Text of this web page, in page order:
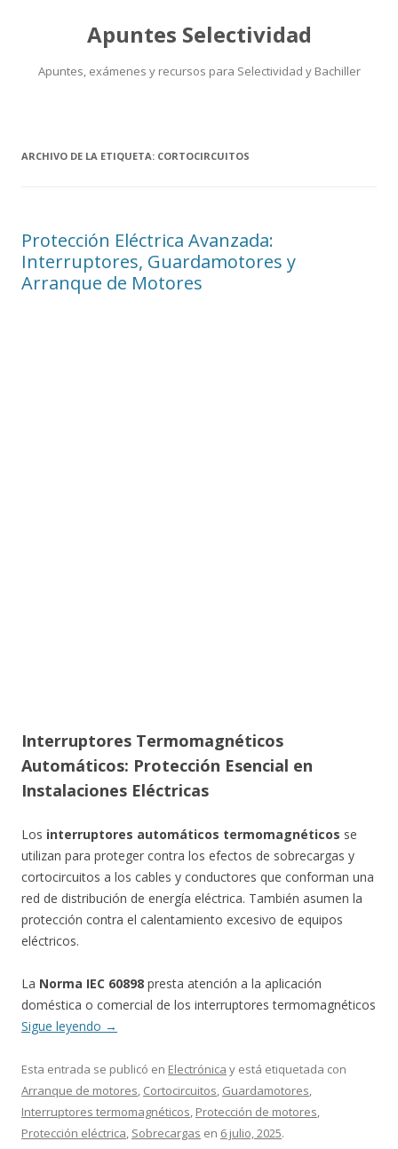
Apuntes Selectividad
Apuntes, exámenes y recursos para Selectividad y Bachiller
ARCHIVO DE LA ETIQUETA: CORTOCIRCUITOS
Protección Eléctrica Avanzada:
Interruptores, Guardamotores y
Arranque de Motores
Interruptores Termomagnéticos
Automáticos: Protección Esencial en
Instalaciones Eléctricas
Los interruptores automáticos termomagnéticos se
utilizan para proteger contra los efectos de sobrecargas y
cortocircuitos a los cables y conductores que conforman una
red de distribución de energía eléctrica. También asumen la
protección contra el calentamiento excesivo de equipos
eléctricos.
La Norma IEC 60898 presta atención a la aplicación
doméstica o comercial de los interruptores termomagnéticos
Sigue leyendo →
Esta entrada se publicó en Electrónica y está etiquetada con
Arranque de motores, Cortocircuitos, Guardamotores,
Interruptores termomagnéticos, Protección de motores,
Protección eléctrica, Sobrecargas en 6 julio, 2025.